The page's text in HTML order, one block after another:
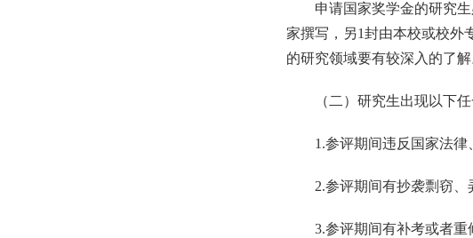
申请国家奖学金的研究
家撰写，另1封由本校或校外
的研究领域要有较深入的了解
（二） 研究生出现以下
1.参评期间违反国家法律
2.参评期间有抄袭剽窃、
3.参评期间有补考或者重